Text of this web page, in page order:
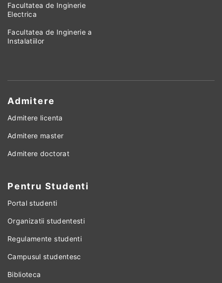
Facultatea de Inginerie
Electrica
Facultatea de Inginerie a
Instalatiilor
Admitere
Admitere licenta
Admitere master
Admitere doctorat
Pentru Studenti
Portal studenti
Organizatii studentesti
Regulamente studenti
Campusul studentesc
Biblioteca